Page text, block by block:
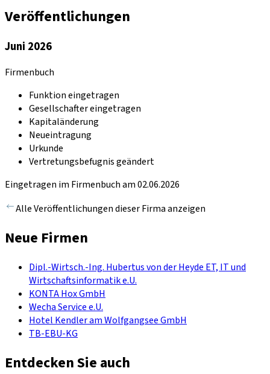
Veröffentlichungen
Juni 2026
Firmenbuch
Funktion eingetragen
Gesellschafter eingetragen
Kapitaländerung
Neueintragung
Urkunde
Vertretungsbefugnis geändert
Eingetragen im Firmenbuch am 02.06.2026
Alle Veröffentlichungen dieser Firma anzeigen
Neue Firmen
Dipl.-Wirtsch.-Ing. Hubertus von der Heyde ET, IT und
Wirtschaftsinformatik e.U.
KONTA Hox GmbH
Wecha Service e.U.
Hotel Kendler am Wolfgangsee GmbH
TB-EBU-KG
Entdecken Sie auch